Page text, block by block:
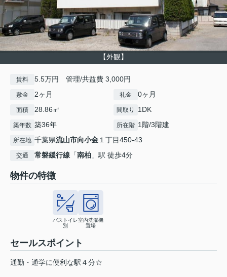
【外観】
賃料 5.5万円 管理/共益費 3,000円
敷金 2ヶ月 礼金 0ヶ月
面積 28.86㎡ 間取り 1DK
築年数 築36年 所在階 1階/3階建
所在地 千葉県流山市向小金 １丁目450-43
交通 常磐緩行線 「南柏 」駅 徒歩4分
物件の特徴
バストイレ
別
室内洗濯機
置場
セールスポイント
通勤・通学に便利な駅４分☆